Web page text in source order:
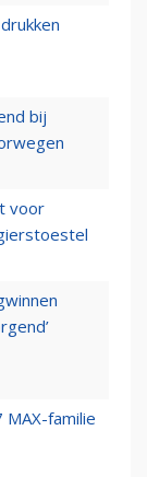
bij
voor
familie